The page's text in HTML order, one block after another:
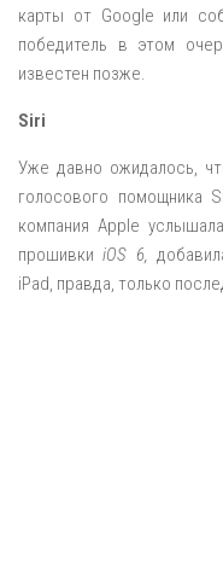
карты от Google или
победитель в этом
известен позже.
Siri
Уже давно ожидалось,
голосового помощника
компания Apple
прошивкиiOS 6,
iPad, правда, только